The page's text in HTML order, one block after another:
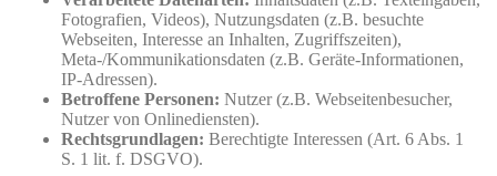
Fotografien, Videos), Nutzungsdaten (z.B. besuchte
Webseiten, Interesse an Inhalten, Zugriffszeiten),
Meta-/Kommunikationsdaten (z.B. Geräte-Informationen,
IP-Adressen).
Betroffene Personen: Nutzer (z.B. Webseitenbesucher,
Nutzer von Onlinediensten).
Rechtsgrundlagen: Berechtigte Interessen (Art. 6 Abs. 1
S. 1 lit. f. DSGVO).